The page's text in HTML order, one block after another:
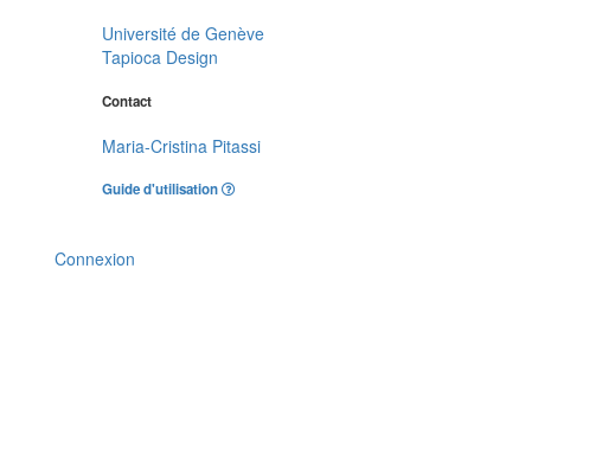
Université de Genève
Tapioca Design
Contact
Maria-Cristina Pitassi
Guide d'utilisation
Connexion